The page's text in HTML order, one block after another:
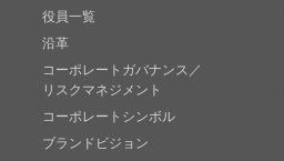
役員一覧
沿革
コーポレートガバナンス／
リスクマネジメント
コーポレートシンボル
ブランドビジョン